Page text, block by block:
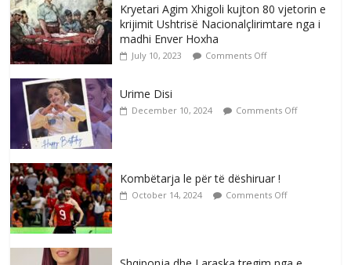
Kryetari Agim Xhigoli kujton 80 vjetorin e
krijimit Ushtrisë Nacionalçlirimtare nga i
madhi Enver Hoxha
July 10, 2023 Comments Off
Urime Disi
December 10, 2024 Comments Off
Kombëtarja le për të dëshiruar !
October 14, 2024 Comments Off